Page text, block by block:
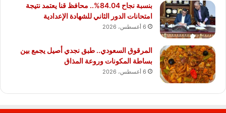
بنسبة نجاح 84.04%.. محافظ قنا يعتمد نتيجة
امتحانات الدور الثاني للشهادة الإعدادية
6 أغسطس، 2026
المرقوق السعودي.. طبق نجدي أصيل يجمع بين
بساطة المكونات وروعة المذاق
6 أغسطس، 2026